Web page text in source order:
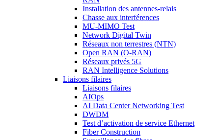
Installation des antennes-relais
Chasse aux interférences
MU-MIMO Test
Network Digital Twin
Réseaux non terrestres (NTN)
Open RAN (O-RAN)
Réseaux privés 5G
RAN Intelligence Solutions
Liaisons filaires
Liaisons filaires
AIOps
AI Data Center Networking Test
DWDM
Test d’activation de service Ethernet
Fiber Construction